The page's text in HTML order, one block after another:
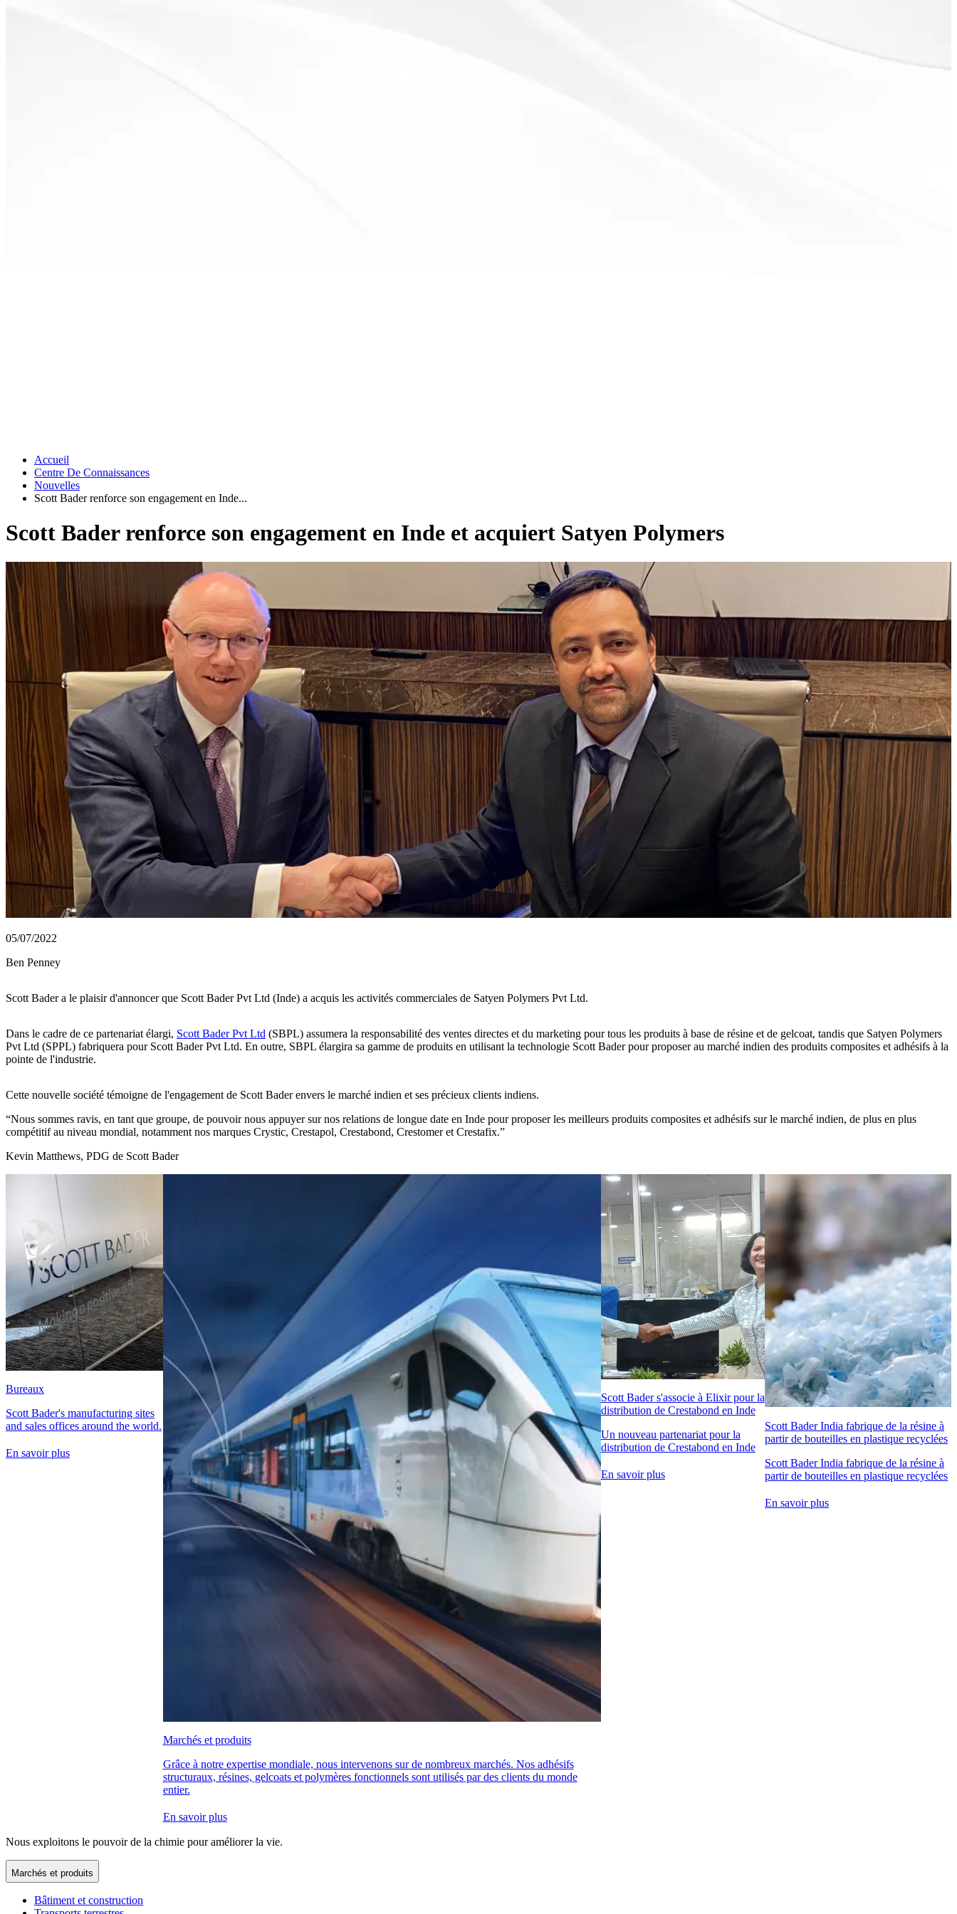
Accueil
Centre De Connaissances
Nouvelles
Scott Bader renforce son engagement en Inde...
Scott Bader renforce son engagement en Inde et acquiert Satyen Polymers
05/07/2022
Ben Penney
Scott Bader a le plaisir d'annoncer que Scott Bader Pvt Ltd (Inde) a acquis les activités commerciales de Satyen Polymers Pvt Ltd.
Dans le cadre de ce partenariat élargi, Scott Bader Pvt Ltd (SBPL) assumera la responsabilité des ventes directes et du marketing pour tous les produits à base de résine et de gelcoat, tandis que Satyen Polymers
Pvt Ltd (SPPL) fabriquera pour Scott Bader Pvt Ltd. En outre, SBPL élargira sa gamme de produits en utilisant la technologie Scott Bader pour proposer au marché indien des produits composites et adhésifs à la
pointe de l'industrie.
Cette nouvelle société témoigne de l'engagement de Scott Bader envers le marché indien et ses précieux clients indiens.
Nous sommes ravis, en tant que groupe, de pouvoir nous appuyer sur nos relations de longue date en Inde pour proposer les meilleurs produits composites et adhésifs sur le marché indien, de plus en plus
compétitif au niveau mondial, notamment nos marques Crystic, Crestapol, Crestabond, Crestomer et Crestafix.
Kevin Matthews, PDG de Scott Bader
Bureaux
Scott Bader's manufacturing sites
and sales offices around the world.
En savoir plus
Marchés et produits
Grâce à notre expertise mondiale, nous intervenons sur de nombreux marchés. Nos adhésifs
structuraux, résines, gelcoats et polymères fonctionnels sont utilisés par des clients du monde
entier.
En savoir plus
Scott Bader s'associe à Elixir pour la
distribution de Crestabond en Inde
Un nouveau partenariat pour la
distribution de Crestabond en Inde
En savoir plus
Scott Bader India fabrique de la résine à
partir de bouteilles en plastique recyclées
Scott Bader India fabrique de la résine à
partir de bouteilles en plastique recyclées
En savoir plus
Nous exploitons le pouvoir de la chimie pour améliorer la vie.
Marchés et produits
Bâtiment et construction